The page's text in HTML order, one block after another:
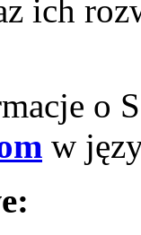
ich
o
w